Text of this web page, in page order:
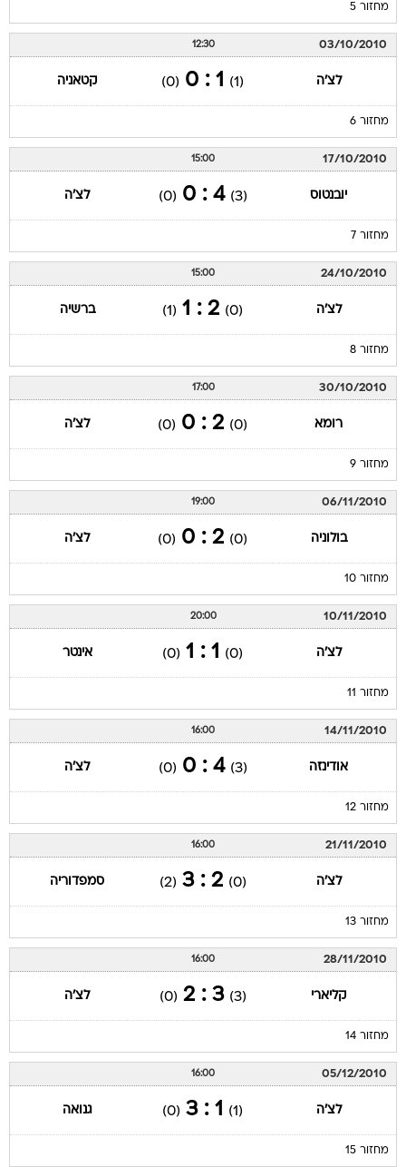
מחזור 5
03/10/2010
12:30
לצ'ה (1)
1 : 0
(0) קטאניה
מחזור 6
17/10/2010
15:00
יובנטוס (3)
4 : 0
(0) לצ'ה
מחזור 7
24/10/2010
15:00
לצ'ה (0)
2 : 1
(1) ברשיה
מחזור 8
30/10/2010
17:00
רומא (0)
2 : 0
(0) לצ'ה
מחזור 9
06/11/2010
19:00
בולוניה (0)
2 : 0
(0) לצ'ה
מחזור 10
10/11/2010
20:00
לצ'ה (0)
1 : 1
(0) אינטר
מחזור 11
14/11/2010
16:00
אודינזה (3)
4 : 0
(0) לצ'ה
מחזור 12
21/11/2010
16:00
לצ'ה (0)
2 : 3
(2) סמפדוריה
מחזור 13
28/11/2010
16:00
קליארי (3)
3 : 2
(0) לצ'ה
מחזור 14
05/12/2010
16:00
לצ'ה (1)
1 : 3
(0) גנואה
מחזור 15